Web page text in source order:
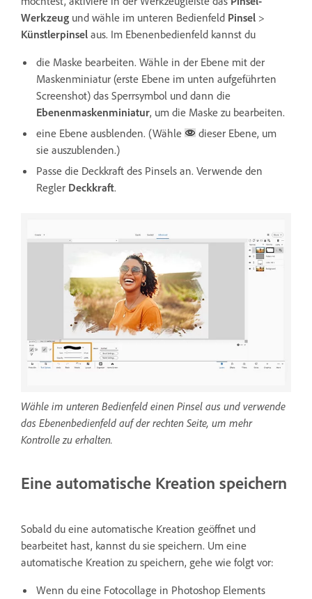
Werkzeug und wähle im unteren Bedienfeld Pinsel >
Künstlerpinsel aus. Im Ebenenbedienfeld kannst du
die Maske bearbeiten. Wähle in der Ebene mit der
Maskenminiatur (erste Ebene im unten aufgeführten
Screenshot) das Sperrsymbol und dann die
Ebenenmaskenminiatur, um die Maske zu bearbeiten.
eine Ebene ausblenden. (Wähle
dieser Ebene, um
sie auszublenden.)
Passe die Deckkraft des Pinsels an. Verwende den
Regler Deckkraft.
Wähle im unteren Bedienfeld einen Pinsel aus und verwende
das Ebenenbedienfeld auf der rechten Seite, um mehr
Kontrolle zu erhalten.
Eine automatische Kreation speichern
Sobald du eine automatische Kreation geöffnet und
bearbeitet hast, kannst du sie speichern. Um eine
automatische Kreation zu speichern, gehe wie folgt vor:
Wenn du eine Fotocollage in Photoshop Elements